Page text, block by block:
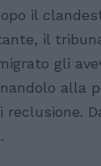
il
il
gli
alla
reclusione.